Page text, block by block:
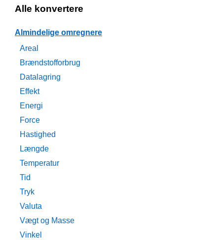
Alle konvertere
Almindelige omregnere
Areal
Brændstofforbrug
Datalagring
Effekt
Energi
Force
Hastighed
Længde
Temperatur
Tid
Tryk
Valuta
Vægt og Masse
Vinkel